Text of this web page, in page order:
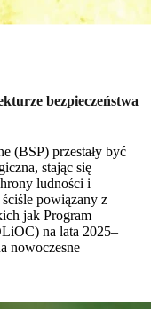
bezpieczeństwa
(BSP) przestały być
stając się
ludności i
powiązany z
jak Program
na lata 2025–
nowoczesne